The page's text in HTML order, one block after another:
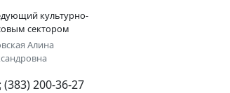
культурно-
сектором
Алина
(383) 200-36-27